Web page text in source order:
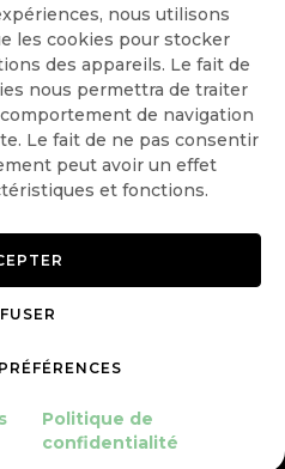
nous utilisons
les cookies pour stocker
des appareils. Le fait de
nous permettra de traiter
de navigation
Le fait de ne pas consentir
peut avoir un effet
et fonctions.
Politique de
confidentialité
Politique de confidentialité
Gérer le consentement